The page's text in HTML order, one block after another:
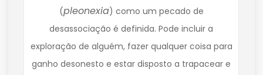
(pleonexia) como um pecado de
desassociação é definida. Pode incluir a
exploração de alguém, fazer qualquer coisa para
ganho desonesto e estar disposto a trapacear e